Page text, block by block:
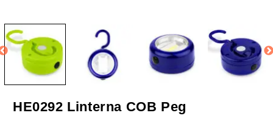
HE0292 Linterna COB Peg